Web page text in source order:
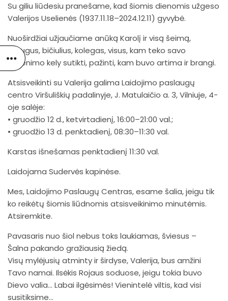
Su giliu liūdesiu pranešame, kad šiomis dienomis užgeso
Valerijos Uselienės (1937.11.18–2024.12.11) gyvybė.
Nuoširdžiai užjaučiame anūką Karolį ir visą šeimą,
draugus, bičiulius, kolegas, visus, kam teko savo
gyvenimo kely sutikti, pažinti, kam buvo artima ir brangi.
Atsisveikinti su Valerija galima Laidojimo paslaugų
centro Viršuliškių padalinyje, J. Matulaičio a. 3, Vilniuje, 4-
oje salėje:
• gruodžio 12 d., ketvirtadienį, 16:00–21:00 val.;
• gruodžio 13 d. penktadienį, 08:30–11:30 val.
Karstas išnešamas penktadienį 11:30 val.
Laidojama Sudervės kapinėse.
Mes, Laidojimo Paslaugų Centras, esame šalia, jeigu tik
ko reikėtų šiomis liūdnomis atsisveikinimo minutėmis.
Atsiremkite.
Pavasaris nuo šiol nebus toks laukiamas, šviesus –
Šalna pakando gražiausią žiedą.
Visų mylėjusių atminty ir širdyse, Valerija, bus amžini
Tavo namai. Ilsėkis Rojaus soduose, jeigu tokia buvo
Dievo valia… Labai ilgėsimės! Vienintelė viltis, kad visi
susitiksime…